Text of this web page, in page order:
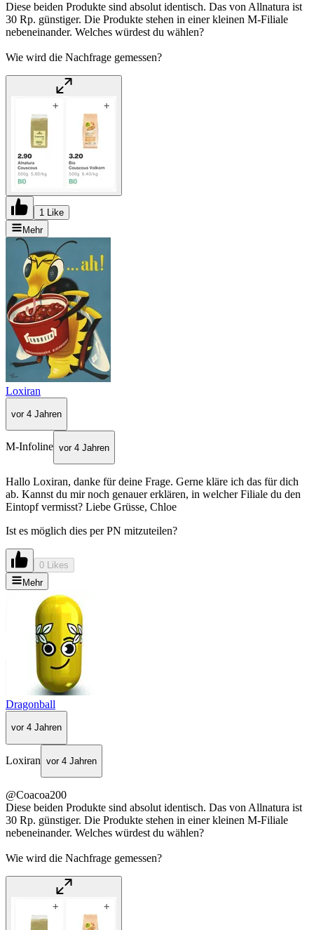
Diese beiden Produkte sind absolut identisch. Das von Allnatura ist
30 Rp. günstiger. Die Produkte stehen in einer kleinen M-Filiale
nebeneinander. Welches würdest du wählen?
Wie wird die Nachfrage gemessen?
1 Like
Mehr
Loxiran
vor 4 Jahren
M-Infoline vor 4 Jahren
Hallo Loxiran, danke für deine Frage. Gerne kläre ich das für dich
ab. Kannst du mir noch genauer erklären, in welcher Filiale du den
Eintopf vermisst? Liebe Grüsse, Chloe
Ist es möglich dies per PN mitzuteilen?
0 Likes
Mehr
Dragonball
vor 4 Jahren
Loxiran vor 4 Jahren
@Coacoa200
Diese beiden Produkte sind absolut identisch. Das von Allnatura ist
30 Rp. günstiger. Die Produkte stehen in einer kleinen M-Filiale
nebeneinander. Welches würdest du wählen?
Wie wird die Nachfrage gemessen?